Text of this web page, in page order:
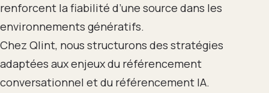
renforcent la fiabilité d’une source dans les
environnements génératifs.
Chez Qlint, nous structurons des stratégies
adaptées aux enjeux du référencement
conversationnel et du référencement IA.